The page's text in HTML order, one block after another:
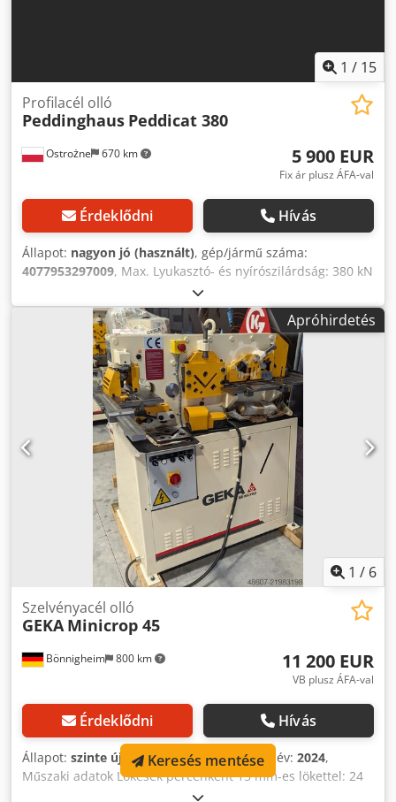
1 / 15
Ostrożne 670 km
Profilacél olló
Peddinghaus Peddicat 380
5 900 EUR
Fix ár plusz ÁFA-val
Érdeklődni Hívás
Állapot: nagyon jó (használt), gép/jármű száma:
4077953297009, Max. Lyukasztó- és nyírószilárdság: 380 kN
Pl. 30 mm-es lyukak lyukasztása 10 mm-es acélban A lapos
acélvágó ollóval 300 mm-es és 12 mm-es acélt vág le
Dsdpfx Anoqlaifexokr
Apróhirdetés
1 / 6
Bönnigheim 800 km
Szelvényacél olló
GEKA Minicrop 45
11 200 EUR
VB plusz ÁFA-val
Érdeklődni Hívás
Állapot: szinte új (bemutatógép), Gyártási év: 2024,
Műszaki adatok Lökések percenként 15 mm-es lökettel: 24
/perc Lyukasztóerő: 450 kN Motor teljesítménye: 2,2 kW
Keresés mentése